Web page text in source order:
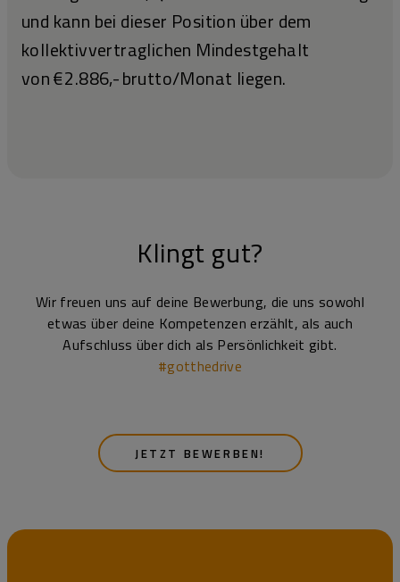
und kann bei dieser Position über dem
kollektivvertraglichen Mindestgehalt
von € 2.886,- brutto/Monat liegen.
Klingt gut?
Wir freuen uns auf deine Bewerbung, die uns sowohl
etwas über deine Kompetenzen erzählt, als auch
Aufschluss über dich als Persönlichkeit gibt.
#gotthedrive
JETZT BEWERBEN!